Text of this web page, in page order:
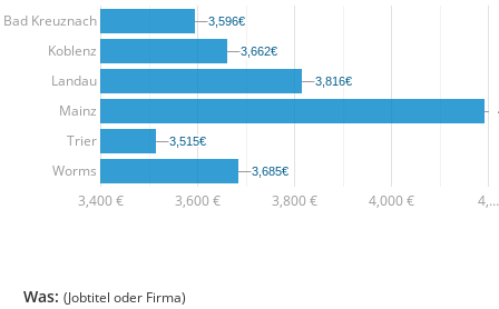
3,400 € 3,600 € 3,800 € 4,000 € 4,…
Bad Kreuznach
Koblenz
Landau
Mainz
Trier
Worms
3,596€
3,596€
3,662€
3,662€
3,816€
3,816€
3,515€
3,515€
3,685€
3,685€
Was: (Jobtitel oder Firma)